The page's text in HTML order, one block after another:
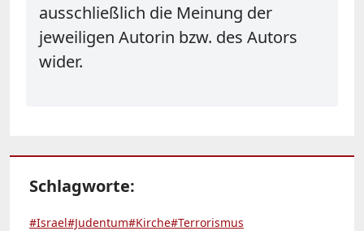
ausschließlich die Meinung der
jeweiligen Autorin bzw. des Autors
wider.
Schlagworte:
#Israel#Judentum#Kirche#Terrorismus